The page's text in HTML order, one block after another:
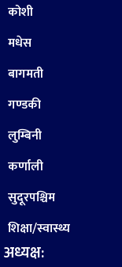
कोशी
मधेस
बागमती
गण्डकी
लुम्बिनी
कर्णाली
सुदूरपश्चिम
शिक्षा/स्वास्थ्य
अध्यक्ष: